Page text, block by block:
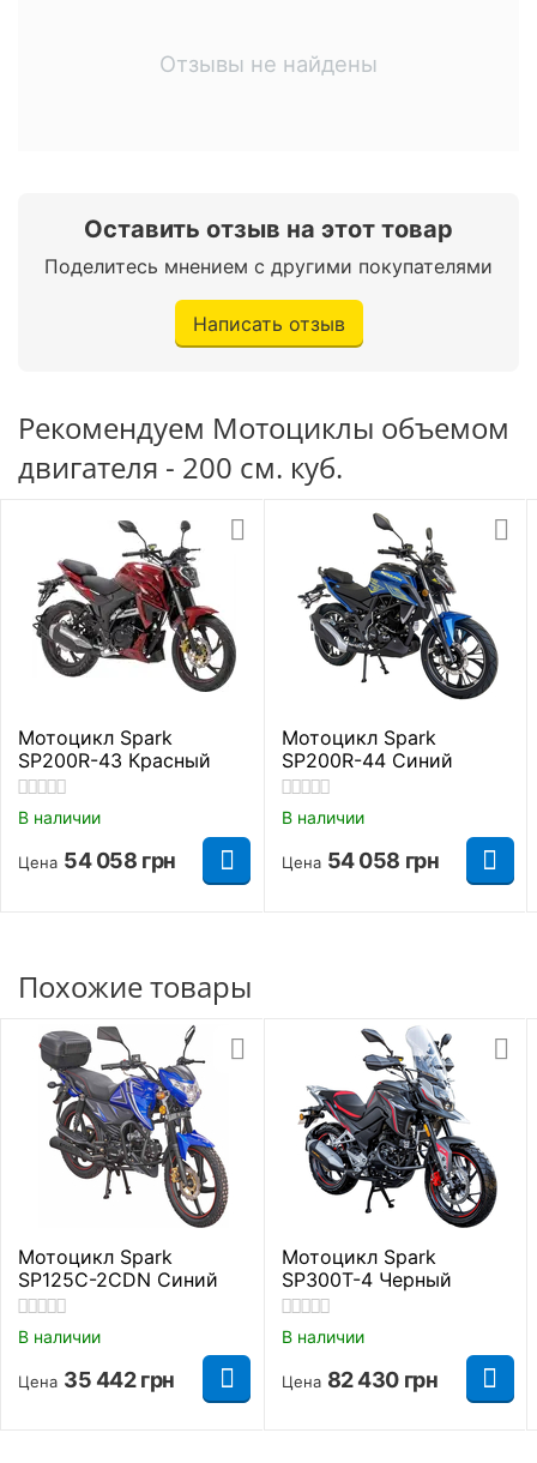
Передняя подвеска
вилка с
гидравлическими
амортизаторами.
Передние тормоза Дисковые
Задние тормоза Дисковые
шин
110/70-17.
Тип резины Безкамерная шина
Габаритные размеры
Полная высота
Длинна 2120 мм.
Ширина 830 мм.
Высота до сидения 870 мм.
Основные параметры
Модель DRAGON 200
Страна производитель Китай
Класс мотоцикла Дорожный
Производитель SkyBike
Тип питания Бензин
Посадочных мест 2
Отзывы не найдены
Оставить отзыв на этот товар
Поделитесь мнением с другими покупателями
Написать отзыв
Рекомендуем Мотоциклы объемом
двигателя - 200 см. куб.
Мотоцикл Spark
SP200R-43 Красный
В наличии
Цена 54 058 грн
Мотоцикл Spark
SP200R-44 Синий
В наличии
Цена 54 058 грн
Похожие товары
Мотоцикл Spark
SP125C-2CDN Синий
В наличии
Цена 35 442 грн
Мотоцикл Spark
SP300T-4 Черный
В наличии
Цена 82 430 грн